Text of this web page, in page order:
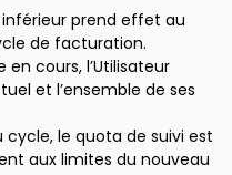
prend effet au
de facturation.
en cours, l’Utilisateur
et l’ensemble de ses
le quota de suivi est
aux limites du nouveau